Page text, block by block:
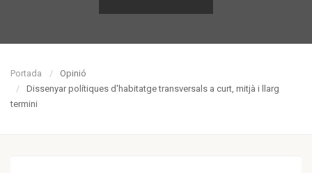
Portada
Opinió
Dissenyar polítiques d'habitatge transversals a curt, mitjà i llarg
termini